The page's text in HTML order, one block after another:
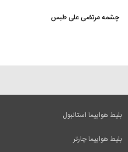
چشمه مرتضی علی طبس
بلیط هواپیما استانبول
بلیط هواپیما چارتر